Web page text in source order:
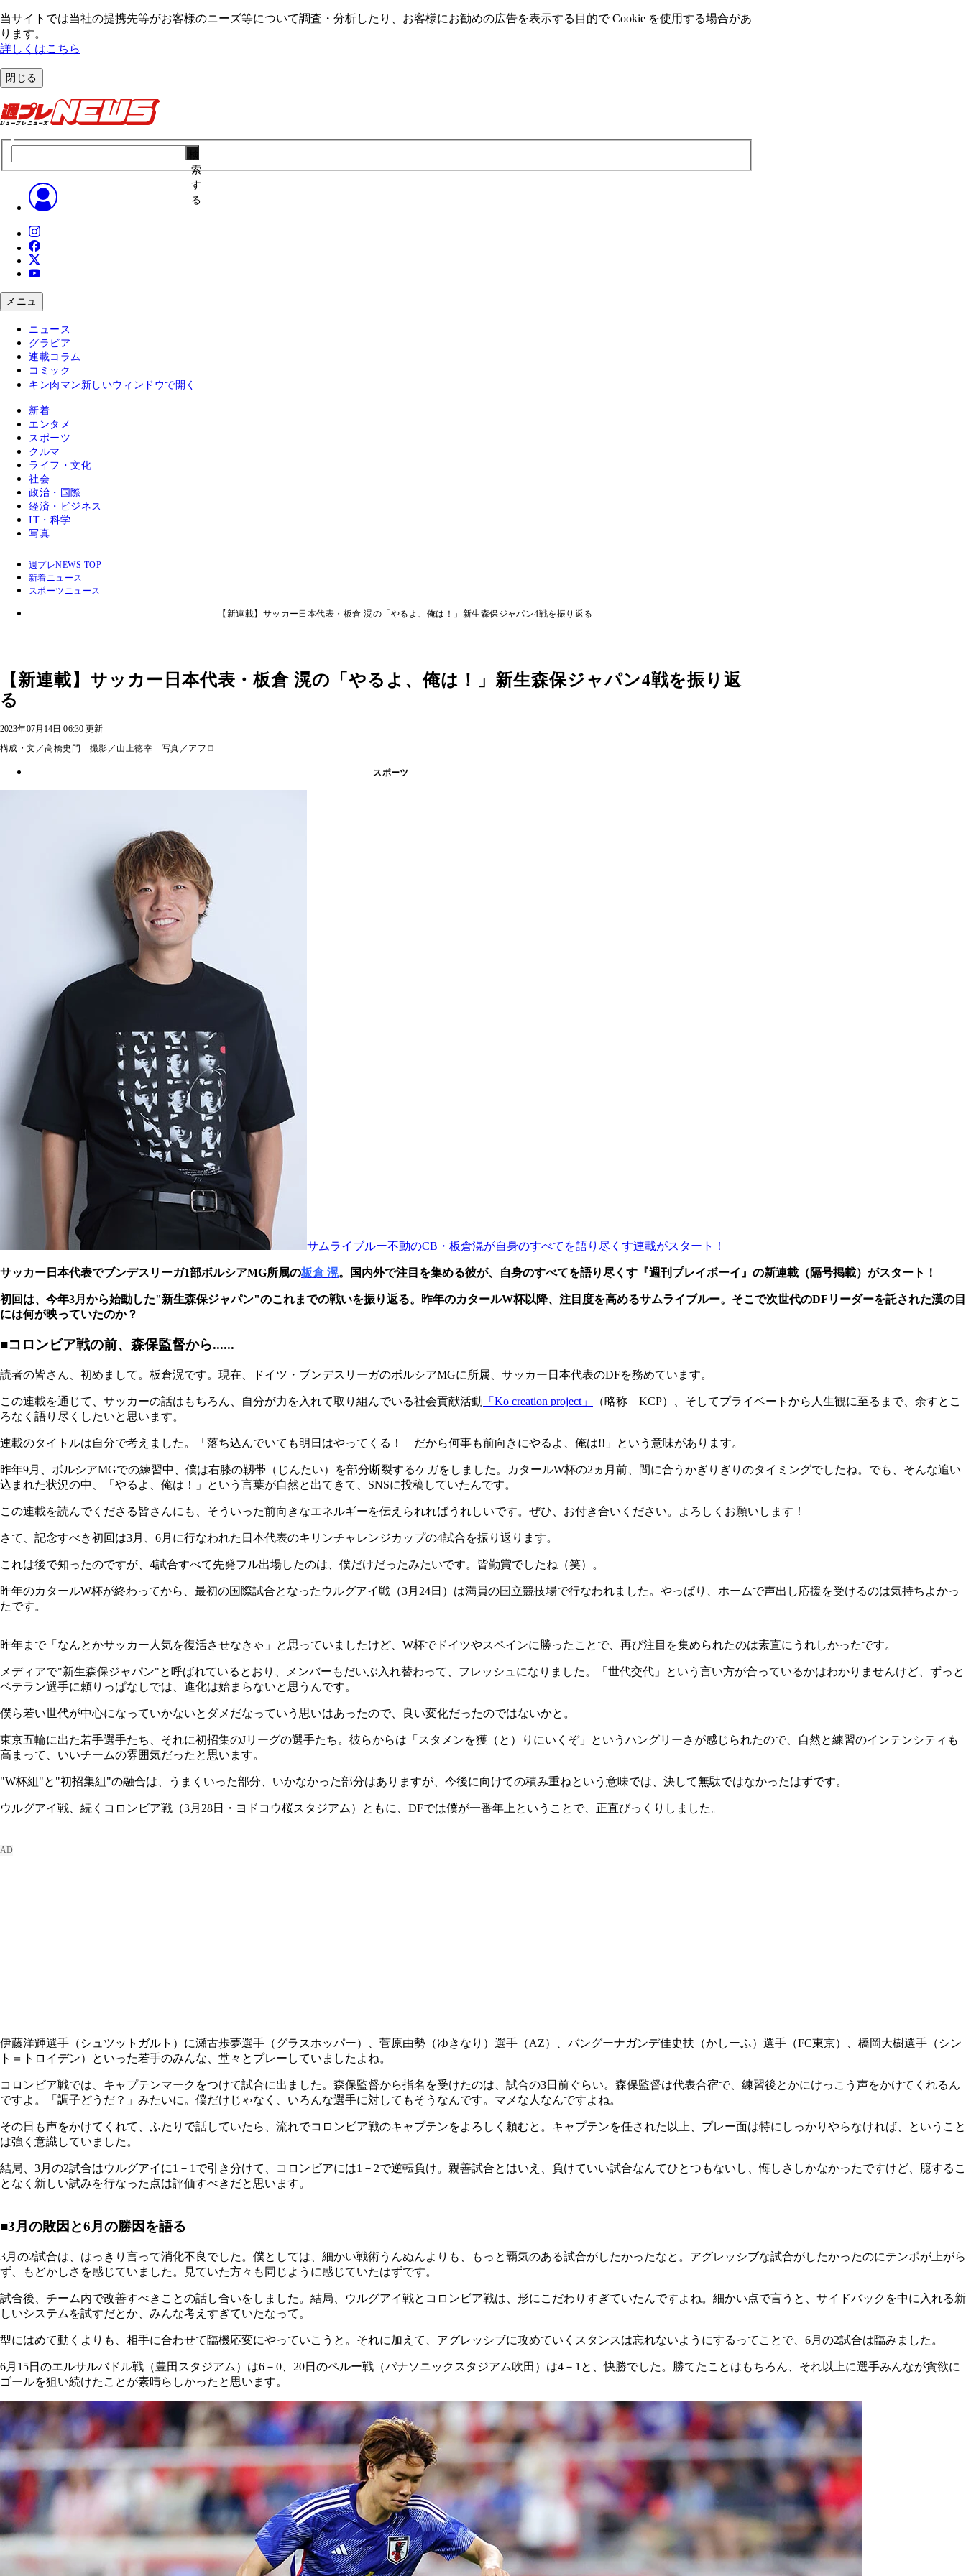
当サイトでは当社の提携先等がお客様のニーズ等について調査・分析したり、お客様にお勧めの広告を表⽰する⽬的で Cookie を使⽤する場合があ
ります。
詳しくはこちら
閉じる
索
す
る
メニュ
ニュース
グラビア
連載コラム
コミック
キン肉マン 新しいウィンドウで開く
新着
エンタメ
スポーツ
クルマ
ライフ・文化
社会
政治・国際
経済・ビジネス
IT・科学
写真
週プレNEWS TOP
新着ニュース
スポーツニュース
【新連載】サッカー日本代表・板倉 滉の「やるよ、俺は！」新生森保ジャパン4戦を振り返る
【新連載】サッカー日本代表・板倉 滉の「やるよ、俺は！」新生森保ジャパン4戦を振り返
る
2023年07月14日 06:30 更新
構成・文／高橋史門 撮影／山上徳幸 写真／アフロ
スポーツ
サムライブルー不動のCB・板倉滉が自身のすべてを語り尽くす連載がスタート！
サッカー日本代表でブンデスリーガ1部ボルシアMG所属の板倉 滉。国内外で注目を集める彼が、自身のすべてを語り尽くす『週刊プレイボーイ』の新連載（隔号掲載）がスタート！
初回は、今年3月から始動した"新生森保ジャパン"のこれまでの戦いを振り返る。昨年のカタールW杯以降、注目度を高めるサムライブルー。そこで次世代のDFリーダーを託された漢の目
には何が映っていたのか？
■コロンビア戦の前、森保監督から......
読者の皆さん、初めまして。板倉滉です。現在、ドイツ・ブンデスリーガのボルシアMGに所属、サッカー日本代表のDFを務めています。
この連載を通じて、サッカーの話はもちろん、自分が力を入れて取り組んでいる社会貢献活動 「Ko creation project」
（略称 KCP）、そしてプライベートから人生観に至るまで、余すとこ
ろなく語り尽くしたいと思います。
連載のタイトルは自分で考えました。「落ち込んでいても明日はやってくる！ だから何事も前向きにやるよ、俺は!!」という意味があります。
昨年9月、ボルシアMGでの練習中、僕は右膝の靱帯（じんたい）を部分断裂するケガをしました。カタールW杯の2ヵ月前、間に合うかぎりぎりのタイミングでしたね。でも、そんな追い
込まれた状況の中、「やるよ、俺は！」という言葉が自然と出てきて、SNSに投稿していたんです。
この連載を読んでくださる皆さんにも、そういった前向きなエネルギーを伝えられればうれしいです。ぜひ、お付き合いください。よろしくお願いします！
さて、記念すべき初回は3月、6月に行なわれた日本代表のキリンチャレンジカップの4試合を振り返ります。
これは後で知ったのですが、4試合すべて先発フル出場したのは、僕だけだったみたいです。皆勤賞でしたね（笑）。
昨年のカタールW杯が終わってから、最初の国際試合となったウルグアイ戦（3月24日）は満員の国立競技場で行なわれました。やっぱり、ホームで声出し応援を受けるのは気持ちよかっ
たです。
昨年まで「なんとかサッカー人気を復活させなきゃ」と思っていましたけど、W杯でドイツやスペインに勝ったことで、再び注目を集められたのは素直にうれしかったです。
メディアで"新生森保ジャパン"と呼ばれているとおり、メンバーもだいぶ入れ替わって、フレッシュになりました。「世代交代」という言い方が合っているかはわかりませんけど、ずっと
ベテラン選手に頼りっぱなしでは、進化は始まらないと思うんです。
僕ら若い世代が中心になっていかないとダメだなっていう思いはあったので、良い変化だったのではないかと。
東京五輪に出た若手選手たち、それに初招集のJリーグの選手たち。彼らからは「スタメンを獲（と）りにいくぞ」というハングリーさが感じられたので、自然と練習のインテンシティも
高まって、いいチームの雰囲気だったと思います。
"W杯組"と"初招集組"の融合は、うまくいった部分、いかなかった部分はありますが、今後に向けての積み重ねという意味では、決して無駄ではなかったはずです。
ウルグアイ戦、続くコロンビア戦（3月28日・ヨドコウ桜スタジアム）ともに、DFでは僕が一番年上ということで、正直びっくりしました。
伊藤洋輝選手（シュツットガルト）に瀬古歩夢選手（グラスホッパー）、菅原由勢（ゆきなり）選手（AZ）、バングーナガンデ佳史扶（かしーふ）選手（FC東京）、橋岡大樹選手（シン
ト＝トロイデン）といった若手のみんな、堂々とプレーしていましたよね。
コロンビア戦では、キャプテンマークをつけて試合に出ました。森保監督から指名を受けたのは、試合の3日前ぐらい。森保監督は代表合宿で、練習後とかにけっこう声をかけてくれるん
ですよ。「調子どうだ？」みたいに。僕だけじゃなく、いろんな選手に対してもそうなんです。マメな人なんですよね。
その日も声をかけてくれて、ふたりで話していたら、流れでコロンビア戦のキャプテンをよろしく頼むと。キャプテンを任された以上、プレー面は特にしっかりやらなければ、ということ
は強く意識していました。
結局、3月の2試合はウルグアイに1－1で引き分けて、コロンビアには1－2で逆転負け。親善試合とはいえ、負けていい試合なんてひとつもないし、悔しさしかなかったですけど、臆するこ
となく新しい試みを行なった点は評価すべきだと思います。
■3月の敗因と6月の勝因を語る
3月の2試合は、はっきり言って消化不良でした。僕としては、細かい戦術うんぬんよりも、もっと覇気のある試合がしたかったなと。アグレッシブな試合がしたかったのにテンポが上がら
ず、もどかしさを感じていました。見ていた方々も同じように感じていたはずです。
試合後、チーム内で改善すべきことの話し合いをしました。結局、ウルグアイ戦とコロンビア戦は、形にこだわりすぎていたんですよね。細かい点で言うと、サイドバックを中に入れる新
しいシステムを試すだとか、みんな考えすぎていたなって。
型にはめて動くよりも、相手に合わせて臨機応変にやっていこうと。それに加えて、アグレッシブに攻めていくスタンスは忘れないようにするってことで、6月の2試合は臨みました。
6月15日のエルサルバドル戦（豊田スタジアム）は6－0、20日のペルー戦（パナソニックスタジアム吹田）は4－1と、快勝でした。勝てたことはもちろん、それ以上に選手みんなが貪欲に
ゴールを狙い続けたことが素晴らしかったと思います。